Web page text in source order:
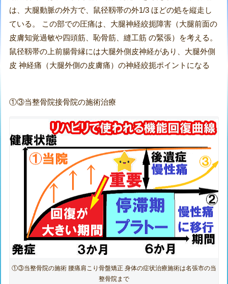
は、大腿動脈の外方で、鼠径靱帯の外1/3 ほどの処を縦走し
ている。 この部での圧痛は、大腿神経絞扼障害（大腿前面の
皮膚知覚過敏や四頭筋、恥骨筋、縫工筋 の緊張）を考える。
鼠径靱帯の上前腸骨縁には大腿外側皮神経があり、大腿外側
皮 神経痛（大腿外側の皮膚痛）の神経絞扼ポイントになる
①③当整骨院接骨院の施術治療
①③当整骨院の施術 腰痛肩こり骨盤矯正 身体の症状治療施術は名張市の当
整骨院まで